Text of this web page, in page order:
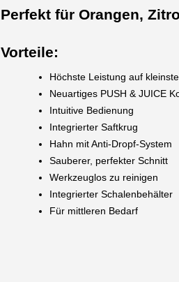
Perfekt für Orangen,
Vorteile:
Höchste Leistung auf
Neuartiges PUSH & JUICE
Intuitive Bedienung
Integrierter Saftkrug
Hahn mit Anti-Dropf-System
Sauberer, perfekter Schnitt
Werkzeuglos zu reinigen
Integrierter Schalenbehälter
Für mittleren Bedarf